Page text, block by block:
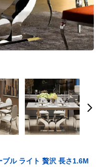
ル ライト 贅沢 長さ1.6M